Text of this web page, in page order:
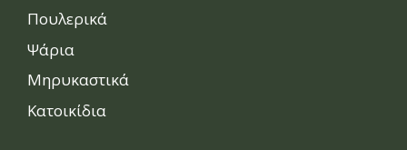
Πουλερικά
Ψάρια
Μηρυκαστικά
Κατοικίδια